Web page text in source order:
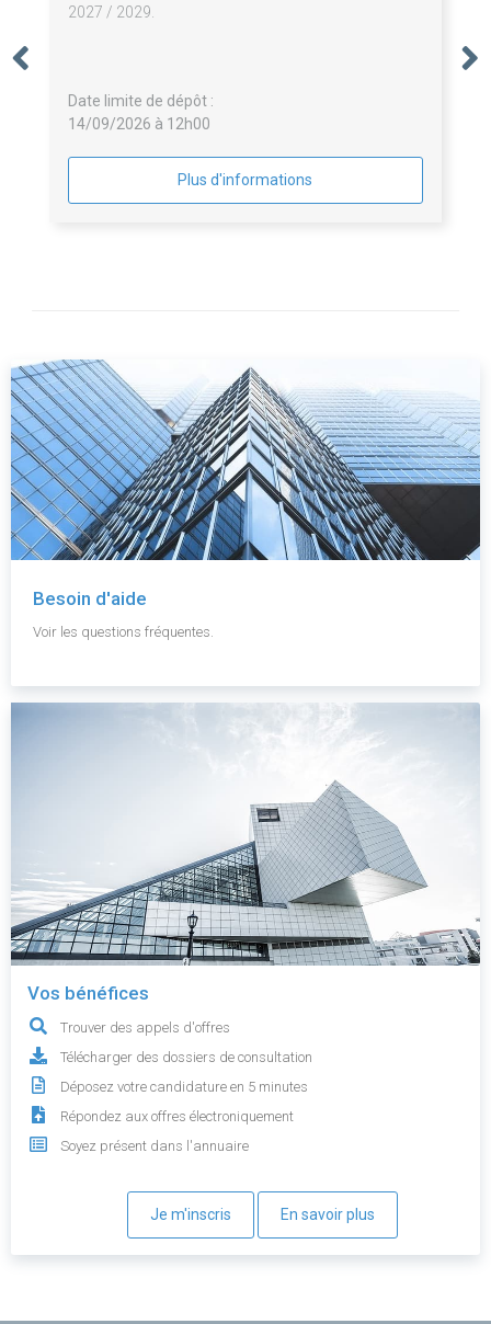
2027 / 2029.
Date limite de dépôt :
14/09/2026 à 12h00
Plus d'informations
Besoin d'aide
Voir les questions fréquentes.
Vos bénéfices
Trouver des appels d'offres
Télécharger des dossiers de consultation
Déposez votre candidature en 5 minutes
Répondez aux offres électroniquement
Soyez présent dans l'annuaire
Je m'inscris En savoir plus